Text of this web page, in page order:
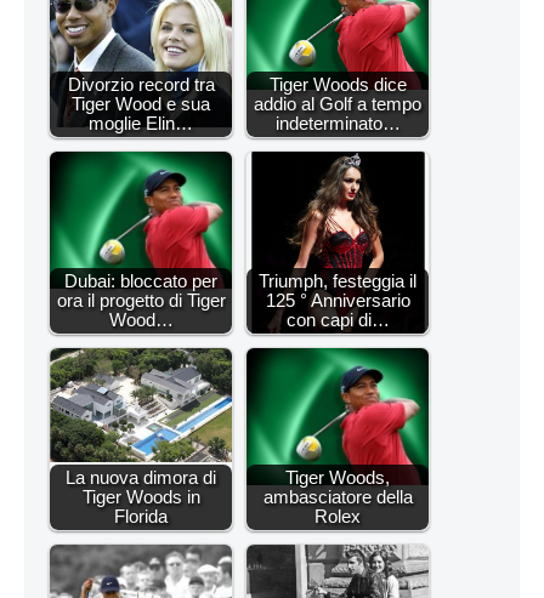
Divorzio record tra
Tiger Wood e sua
moglie Elin…
Tiger Woods dice
addio al Golf a tempo
indeterminato…
Dubai: bloccato per
ora il progetto di Tiger
Wood…
Triumph, festeggia il
125 ° Anniversario
con capi di…
La nuova dimora di
Tiger Woods in
Florida
Tiger Woods,
ambasciatore della
Rolex